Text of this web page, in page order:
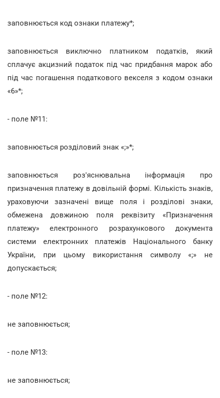
заповнюється код ознаки платежу*;
заповнюється виключно платником податків, який
сплачує акцизний податок під час придбання марок або
під час погашення податкового векселя з кодом ознаки
«6»*;
- поле №11:
заповнюється розділовий знак «;»*;
заповнюється роз'яснювальна інформація про
призначення платежу в довільній формі. Кількість знаків,
ураховуючи зазначені вище поля і розділові знаки,
обмежена довжиною поля реквізиту «Призначення
платежу» електронного розрахункового документа
системи електронних платежів Національного банку
України, при цьому використання символу «;» не
допускається;
- поле №12:
не заповнюється;
- поле №13:
не заповнюється;